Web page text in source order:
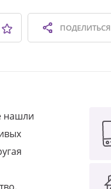
ПОДЕЛИТЬСЯ
нашли